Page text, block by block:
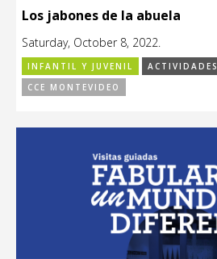
Los jabones de la abuela
Saturday, October 8, 2022.
INFANTIL Y JUVENIL
ACTIVIDADES
CCE MONTEVIDEO